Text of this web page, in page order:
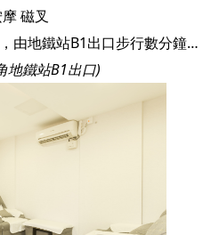
磁叉
日月經絡養生坊位於荔枝角，由地鐵站B1出口步行數分鐘便能到達。日月經絡養生坊由幾位擁有古法、美容、中醫等證書認證的按摩精英主理。店鋪之所以以「日月」命名，是因為「日月」指的是時光，寄託著日月經絡養生坊的經營理念 — 日月經絡養生坊致力為顧客提供一個舒適寧靜的地方，透過價錢大眾化和專業到位的按摩服務，讓顧客暫時擺脫城市的煩囂和壓力，享受屬於自己的時光。為了讓顧客更能享受在日月經絡養生坊渡過的時光，讓顧客感到賓至如歸、滿載而歸，日月經絡養生坊偶爾會為顧客送上一碗湯或麵暖暖胃，為你身體內外都充斥著一絲絲暖意，享受一次獨一無二的按摩體驗。 說到明是要讓顧客徹底放鬆自我，於日月經絡養生坊裏享受忘我的時光，那又怎可以讓顧客有所顧慮呢？有鑑於現時疫情嚴峻，顧客當然最擔心當然是按摩店的衛生情況。而日月經絡養生坊其中一個令人放心之處便是其衞生配套。日月經絡養生坊所用的毛巾全都是一次性的即棄毛巾，保證讓您用到的毛巾一定是全新並且已消毒過。 同時，日月經絡養生坊以客為本，格外注重顧客的體驗，因此於每間按摩房亦有一個獨立而寬敞的沐浴間，讓客人可以享受完療程後不用急著走，能留在這裡舒舒服服地淋浴。 日月經絡養生坊的幾位專業按摩師擁有古法、美容、中醫等證書認證，實力雄厚，其中以扣沙更是它們的大熱之選。香港人壓力大，經常食無定時，身體因而會積聚不少毒素，因此日月經絡養生坊的扣沙能有效幫您即時逼出體內毒素，減輕身體負擔，最適合經常背部腫痛的男士。 除此而外，日月經絡養生坊的最熱門的療程定必是痛症治療。香港人最容易得到網球肘、肩周炎等都市病，透過日月經絡養生坊的古法經絡按摩和其特製的酒油罐，定必能有效幫助您舒緩疼痛，使您無須再擔心疼痛問題。
地鐵站B1出口)